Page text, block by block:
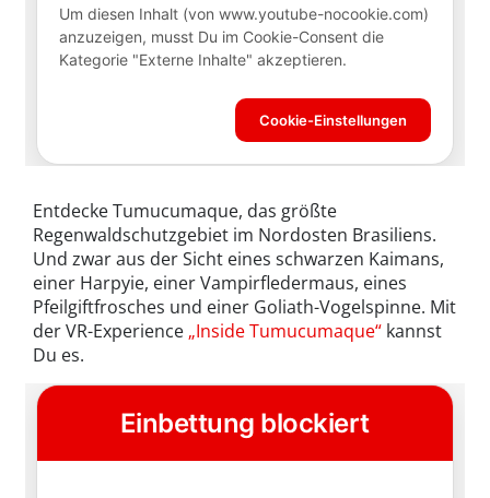
Entdecke Tumucumaque, das größte
Regenwaldschutzgebiet im Nordosten Brasiliens.
Und zwar aus der Sicht eines schwarzen Kaimans,
einer Harpyie, einer Vampirfledermaus, eines
Pfeilgiftfrosches und einer Goliath-Vogelspinne. Mit
der VR-Experience „Inside Tumucumaque“ kannst
Du es.